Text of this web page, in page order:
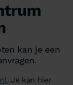
kan je een
. Je kan hier